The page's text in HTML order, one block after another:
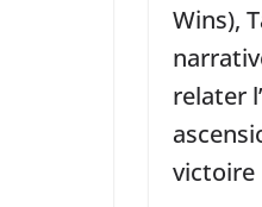
Wins),
relater
victoire